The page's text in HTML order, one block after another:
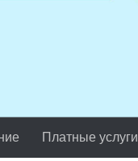
Платные услуги